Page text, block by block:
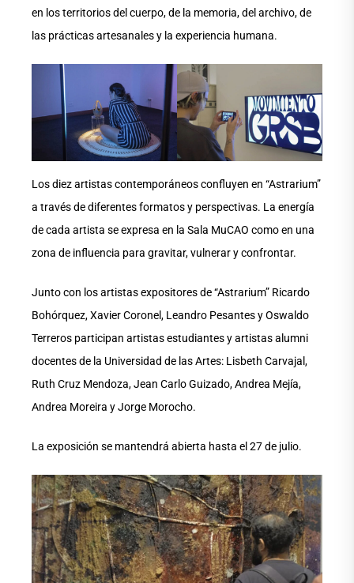
en los territorios del cuerpo, de la memoria, del archivo, de
las prácticas artesanales y la experiencia humana.
Los diez artistas contemporáneos confluyen en “Astrarium”
a través de diferentes formatos y perspectivas. La energía
de cada artista se expresa en la Sala MuCAO como en una
zona de influencia para gravitar, vulnerar y confrontar.
Junto con los artistas expositores de “Astrarium” Ricardo
Bohórquez, Xavier Coronel, Leandro Pesantes y Oswaldo
Terreros participan artistas estudiantes y artistas alumni
docentes de la Universidad de las Artes: Lisbeth Carvajal,
Ruth Cruz Mendoza, Jean Carlo Guizado, Andrea Mejía,
Andrea Moreira y Jorge Morocho.
La exposición se mantendrá abierta hasta el 27 de julio.